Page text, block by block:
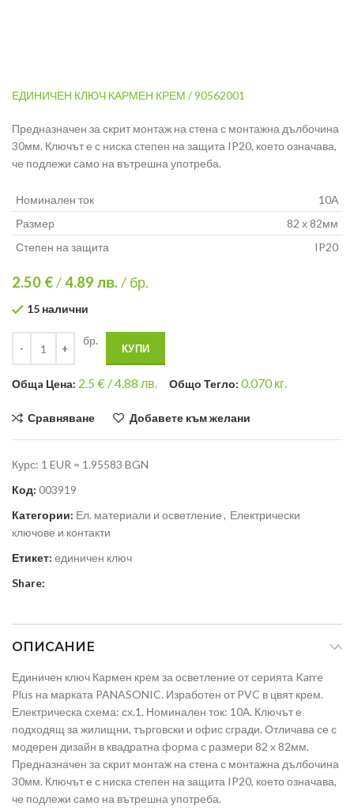
ЕДИНИЧЕН КЛЮЧ КАРМЕН КРЕМ / 90562001
Предназначен за скрит монтаж на стена с монтажна дълбочина
30мм. Ключът е с ниска степен на защита IP20, което означава,
че подлежи само на вътрешна употреба.
Номинален ток
10А
Размер
82 х 82мм
Степен на защита
IP20
2.50 €/4.89 лв./ бр.
15 налични
бр.
КУПИ
Общa Цена: 2.5€ /4.88 лв. Общо Тегло: 0.070кг.
Сравняване Добавете към желани
Курс: 1 EUR = 1.95583 BGN
Код: 003919
Категории: Ел. материали и осветление, Електрически
ключове и контакти
Етикет: единичен ключ
Share:
ОПИСАНИЕ
Единичен ключ Кармен крем за осветление от серията Karre
Plus на марката PANASONIC. Изработен от PVC в цвят крем.
Електрическа схема: сх.1. Номинален ток: 10А. Ключът е
подходящ за жилищни, търговски и офис сгради. Отличава се с
модерен дизайн в квадратна форма с размери 82 х 82мм.
Предназначен за скрит монтаж на стена с монтажна дълбочина
30мм. Ключът е с ниска степен на защита IP20, което означава,
че подлежи само на вътрешна употреба.